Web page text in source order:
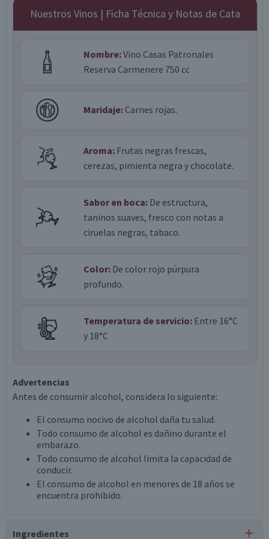
Nuestros Vinos | Ficha Técnica y Notas de Cata
Nombre:Vino Casas Patronales
Reserva Carmenere 750 cc
Maridaje: Carnes rojas.
Aroma: Frutas negras frescas,
cerezas, pimienta negra y chocolate.
Sabor en boca: De estructura,
taninos suaves, fresco con notas a
ciruelas negras, tabaco.
Color: De color rojo púrpura
profundo.
Temperatura de servicio: Entre 16°C
y 18°C
Advertencias
Antes de consumir alcohol, considera lo siguiente:
El consumo nocivo de alcohol daña tu salud.
Todo consumo de alcohol es dañino durante el
embarazo.
Todo consumo de alcohol limita la capacidad de
conducir.
El consumo de alcohol en menores de 18 años se
encuentra prohibido.
Ingredientes